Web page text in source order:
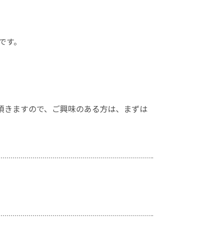
す。
ますので、ご興味のある方は、まずは